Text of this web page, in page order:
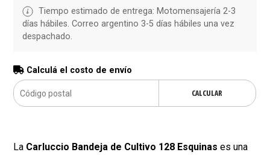
Tiempo estimado de entrega: Motomensajería 2-3
días hábiles. Correo argentino 3-5 días hábiles una vez
despachado.
Calculá el costo de envío
CALCULAR
La Carluccio Bandeja de Cultivo 128 Esquinas es una